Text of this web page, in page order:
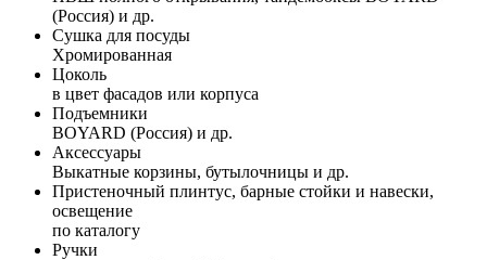
(Россия) и др.
Сушка для посуды
Хромированная
Цоколь
в цвет фасадов или корпуса
Подъемники
BOYARD (Россия) и др.
Аксессуары
Выкатные корзины, бутылочницы и др.
Пристеночный плинтус, барные стойки и навески,
освещение
по каталогу
Ручки